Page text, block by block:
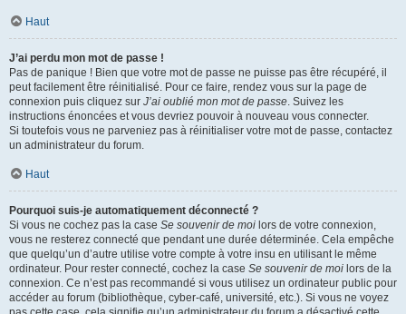
Haut
J’ai perdu mon mot de passe !
Pas de panique ! Bien que votre mot de passe ne puisse pas être récupéré, il
peut facilement être réinitialisé. Pour ce faire, rendez vous sur la page de
connexion puis cliquez sur J’ai oublié mon mot de passe. Suivez les
instructions énoncées et vous devriez pouvoir à nouveau vous connecter.
Si toutefois vous ne parveniez pas à réinitialiser votre mot de passe, contactez
un administrateur du forum.
Haut
Pourquoi suis-je automatiquement déconnecté ?
Si vous ne cochez pas la case Se souvenir de moi lors de votre connexion,
vous ne resterez connecté que pendant une durée déterminée. Cela empêche
que quelqu’un d’autre utilise votre compte à votre insu en utilisant le même
ordinateur. Pour rester connecté, cochez la case Se souvenir de moi lors de la
connexion. Ce n’est pas recommandé si vous utilisez un ordinateur public pour
accéder au forum (bibliothèque, cyber-café, université, etc.). Si vous ne voyez